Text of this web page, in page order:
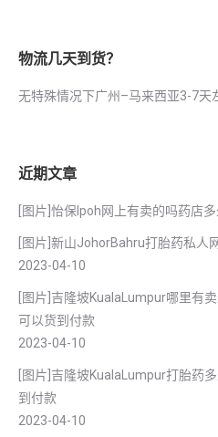
物流几天到货？
无特殊情况下广州–马来西亚3-7天
近期文章
[图片]怡保lpoh网上有卖的吗药店
[图片]新山JohorBahru打胎药私人
2023-04-10
[图片]吉隆坡KualaLumpur哪里有
可以货到付款
2023-04-10
[图片]吉隆坡KualaLumpur打胎药
到付款
2023-04-10